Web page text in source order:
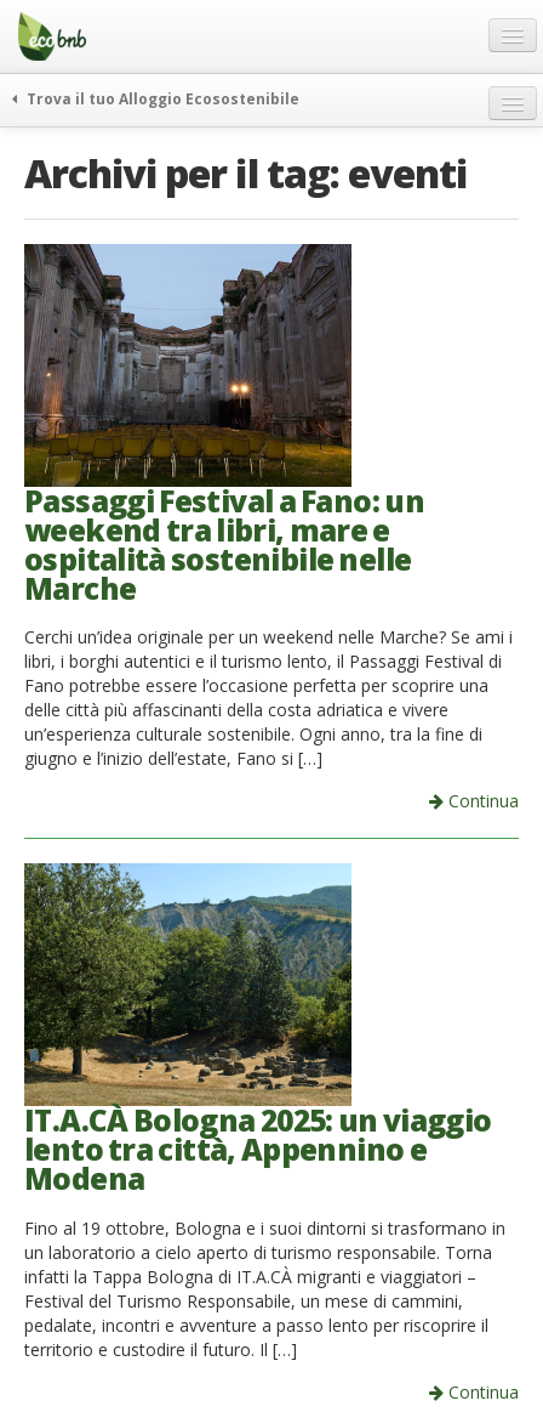
Menu
Salta
contenuto
Offerte Speciali
Regali
FAQ
Chi Siamo
Partner
Contatti
Italiano
German
English
Spanish
French
Italiano
Trova il tuo Alloggio Ecosostenibile
itinerari
vivere e viaggiare verde
news ed eventi
ecohotel
rassegna stampa
Archivi per il tag:eventi
Passaggi Festival a Fano: un
weekend tra libri, mare e
ospitalità sostenibile nelle
Marche
Cerchi un’idea originale per un weekend nelle Marche? Se ami i
libri, i borghi autentici e il turismo lento, il Passaggi Festival di
Fano potrebbe essere l’occasione perfetta per scoprire una
delle città più affascinanti della costa adriatica e vivere
un’esperienza culturale sostenibile. Ogni anno, tra la fine di
giugno e l’inizio dell’estate, Fano si […]
Continua
IT.A.CÀ Bologna 2025: un viaggio
lento tra città, Appennino e
Modena
Fino al 19 ottobre, Bologna e i suoi dintorni si trasformano in
un laboratorio a cielo aperto di turismo responsabile. Torna
infatti la Tappa Bologna di IT.A.CÀ migranti e viaggiatori –
Festival del Turismo Responsabile, un mese di cammini,
pedalate, incontri e avventure a passo lento per riscoprire il
territorio e custodire il futuro. Il […]
Continua